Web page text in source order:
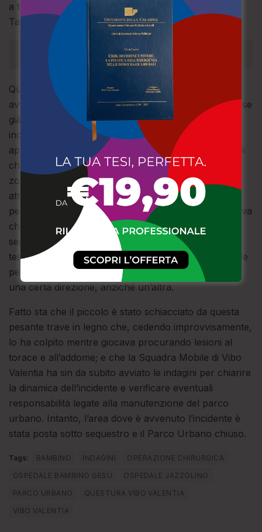
a tenerlo in vita – riferisce un testimone – perché la
Tac era catastrofica».
Quindi, la ricostruzione di come possa essere
avvenuto l’incidente, con il dubbio che la trave si fosse
già staccata in precedenza e che qualcuno,
inopportunamente quanto ingenuamente, l’abbia
appoggiata nuovamente sui due montanti con i chiodi
che dovevano fissarla ormai rotti. Inoltre, che quella
zona fosse a rischio pare fosse stata allertata
attraverso un cartello di avviso che informava della
pericolosità di quell’area fitness, avviso che specificava
che l’uso fosse consentito soltanto agli adulti, ma,
sempre secondo quanto ricostruito attraverso
testimonianze, il cartello non era in una posizione tale
per cui poteva risultare non visibile a chi arrivava da
una certa direzione, anziché un’altra.
Fatto sta che il piccolo è stato schiacciato da questa
pesante trave in legno che, cedendo improvvisamente,
lo ha colpito mentre giocava procurando lesioni al
torace e all’addome; e che la Squadra Mobile di Vibo
Valentia ha sin da subito avviato le indagini per chiarire
la dinamica dell’incidente e verificare eventuali
responsabilità legate alla manutenzione del parco
urbano. Intanto, l’area dove è avvenuto l’incidente è
stata posta sotto sequestro e il Parco Urbano chiuso.
Tags: BAMBINO INDAGINI
OPERAZIONE CHIRURGICA
OSPEDALE BAMBINO GESÙ
OSPEDALE JAZZOLINO
PARCO URBANO
QUESTURA VIBO VALENTIA
VIBO VALENTIA